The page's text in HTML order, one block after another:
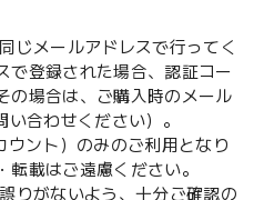
じメールアドレスで行ってく
で登録された場合、認証コー
の場合は、ご購入時のメール
合わせください）。
ント）のみのご利用となり
載はご遠慮ください。
りがないよう、十分ご確認の